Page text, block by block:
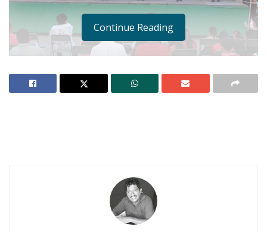
Buena tarde taurina en Ahuacatlán
Continue Reading